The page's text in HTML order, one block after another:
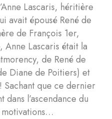
Lascaris, héritière
avait épousé René de
de François 1er,
Anne Lascaris était la
de René de
Diane de Poitiers) et
Sachant que ce dernier
l’ascendance du
motivations…